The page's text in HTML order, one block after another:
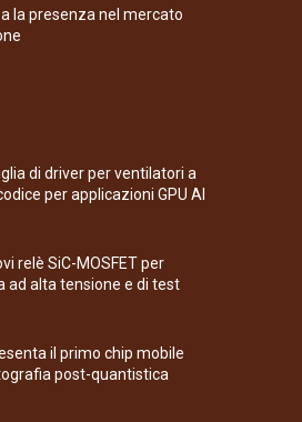
la presenza nel mercato
di driver per ventilatori a
per applicazioni GPU AI
relè SiC-MOSFET per
ad alta tensione e di test
il primo chip mobile
post-quantistica